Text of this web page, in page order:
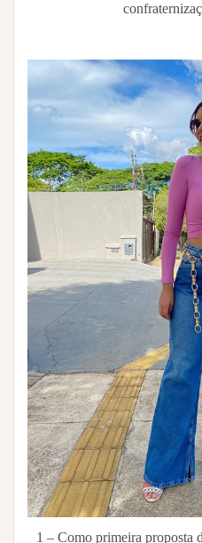
1 – Como primeira proposta